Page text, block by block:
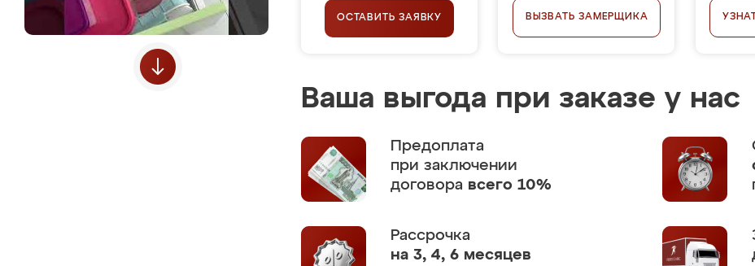
ОСТАВИТЬ ЗАЯВКУ ВЫЗВАТЬ ЗАМЕРЩИКА
Ваша выгода при заказе у нас
Предоплата
при заключении
договора всего 10%
Рассрочка
на 3, 4, 6 месяцев